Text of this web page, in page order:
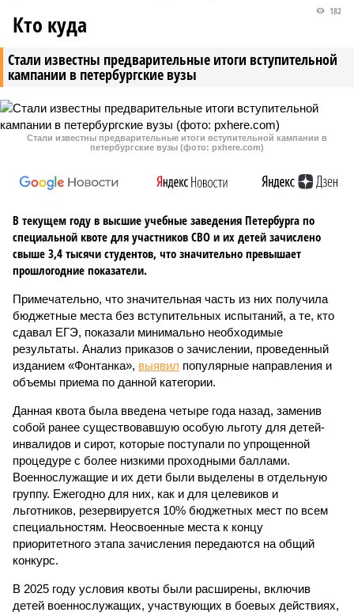
Стали известны предварительные итоги вступительной
кампании в петербургские вузы
182
Кто куда
Стали известны предварительные итоги вступительной кампании в
петербургские вузы (фото: pxhere.com)
В текущем году в высшие учебные заведения Петербурга по
специальной квоте для участников СВО и их детей зачислено
свыше 3,4 тысячи студентов, что значительно превышает
прошлогодние показатели.
Примечательно, что значительная часть из них получила
бюджетные места без вступительных испытаний, а те, кто
сдавал ЕГЭ, показали минимально необходимые
результаты. Анализ приказов о зачислении, проведенный
изданием «Фонтанка», выявил популярные направления и
объемы приема по данной категории.
Данная квота была введена четыре года назад, заменив
собой ранее существовавшую особую льготу для детей-
инвалидов и сирот, которые поступали по упрощенной
процедуре с более низкими проходными баллами.
Военнослужащие и их дети были выделены в отдельную
группу. Ежегодно для них, как и для целевиков и
льготников, резервируется 10% бюджетных мест по всем
специальностям. Неосвоенные места к концу
приоритетного этапа зачисления передаются на общий
конкурс.
В 2025 году условия квоты были расширены, включив
детей военнослужащих, участвующих в боевых действиях,